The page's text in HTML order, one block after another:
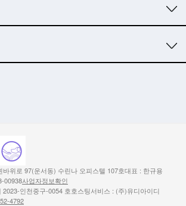
바위로 97(운서동) 수린나 오피스텔 107호대표 : 한규용
00938사업자정보확인
인천중구-0054 호호스팅서비스 : (주)유디아이디
4792